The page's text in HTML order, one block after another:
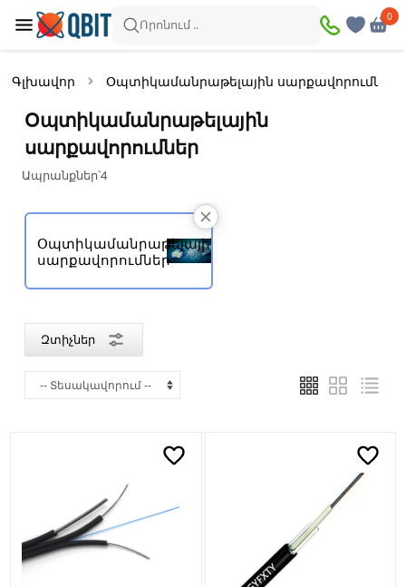
Որոնում ..
0
Գլխավոր Օպտիկամանրաթելային սարքավորումներ
Օպտիկամանրաթելային
սարքավորումներ
Ապրանքներ՝4
Օպտիկամանրաթելային
սարքավորումներ
Զտիչներ
Զտիչներ
Առկա
Զեղչված
Գին
—
Բրենդ
Cudy
Ubiquiti
Արտադրող
երկիր
Չինաստան